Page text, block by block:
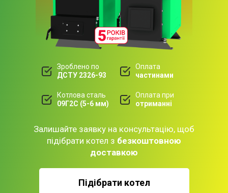
Зроблено по
ДСТУ 2326-93
Оплата при
отриманні
Котлова сталь
09Г2С (5-6 мм)
Залишайте заявку на консультацію, щоб
підібрати котел з безкоштовною
доставкою
Підібрати котел
Оплата
частинами